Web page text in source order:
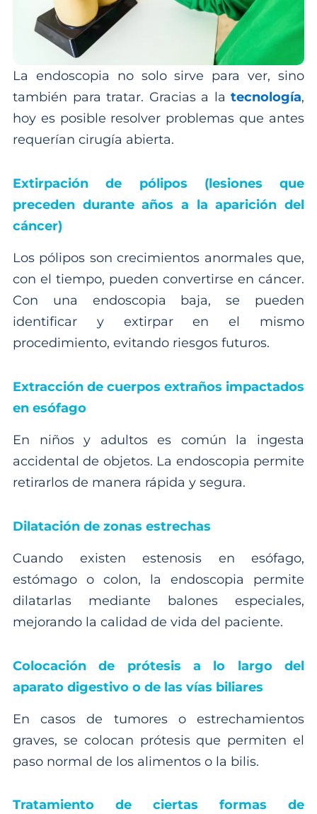
La endoscopia no solo sirve para ver, sino
también para tratar. Gracias a la tecnología,
hoy es posible resolver problemas que antes
requerían cirugía abierta.
Extirpación de pólipos (lesiones que
preceden durante años a la aparición del
cáncer)
Los pólipos son crecimientos anormales que,
con el tiempo, pueden convertirse en cáncer.
Con una endoscopia baja, se pueden
identificar y extirpar en el mismo
procedimiento, evitando riesgos futuros.
Extracción de cuerpos extraños impactados
en esófago
En niños y adultos es común la ingesta
accidental de objetos. La endoscopia permite
retirarlos de manera rápida y segura.
Dilatación de zonas estrechas
Cuando existen estenosis en esófago,
estómago o colon, la endoscopia permite
dilatarlas mediante balones especiales,
mejorando la calidad de vida del paciente.
Colocación de prótesis a lo largo del
aparato digestivo o de las vías biliares
En casos de tumores o estrechamientos
graves, se colocan prótesis que permiten el
paso normal de los alimentos o la bilis.
Tratamiento de ciertas formas de